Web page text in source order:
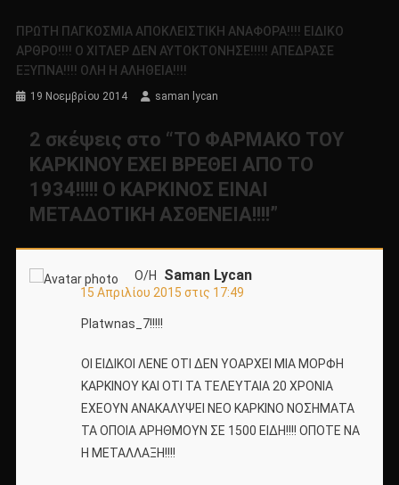
ΠΡΩΤΗ ΠΑΓΚΟΣΜΙΑ ΑΠΟΚΛΕΙΣΤΙΚΗ ΑΝΑΦΟΡΑ!!!! ΕΙΔΙΚΟ
ΑΡΘΡΟ!!!! Ο ΧΙΤΛΕΡ ΔΕΝ ΑΥΤΟΚΤΟΝΗΣΕ!!!!! ΑΠΕΔΡΑΣΕ
ΕΞΥΠΝΑ!!!! ΟΛΗ Η ΑΛΗΘΕΙΑ!!!!
19 Νοεμβρίου 2014 saman lycan
2 σκέψεις στο “TΟ ΦΑΡΜΑΚΟ ΤΟΥ
ΚΑΡΚΙΝΟΥ ΕΧΕΙ ΒΡΕΘΕΙ ΑΠΟ ΤΟ
1934!!!!! Ο ΚΑΡΚΙΝΟΣ ΕΙΝΑΙ
ΜΕΤΑΔΟΤΙΚΗ ΑΣΘΕΝΕΙΑ!!!!”
Ο/Η Saman Lycan
15 Απριλίου 2015 στις 17:49
Platwnas_7!!!!!
ΟΙ ΕΙΔΙΚΟΙ ΛΕΝΕ ΟΤΙ ΔΕΝ ΥΟΑΡΧΕΙ ΜΙΑ ΜΟΡΦΗ
ΚΑΡΚΙΝΟΥ ΚΑΙ ΟΤΙ ΤΑ ΤΕΛΕΥΤΑΙΑ 20 ΧΡΟΝΙΑ
ΕΧΕΟΥΝ ΑΝΑΚΑΛΥΨΕΙ ΝΕΟ ΚΑΡΚΙΝΟ ΝΟΣΗΜΑΤΑ
ΤΑ ΟΠΟΙΑ ΑΡΗΘΜΟΥΝ ΣΕ 1500 ΕΙΔΗ!!!! ΟΠΟΤΕ ΝΑ
Η ΜΕΤΑΛΛΑΞΗ!!!!